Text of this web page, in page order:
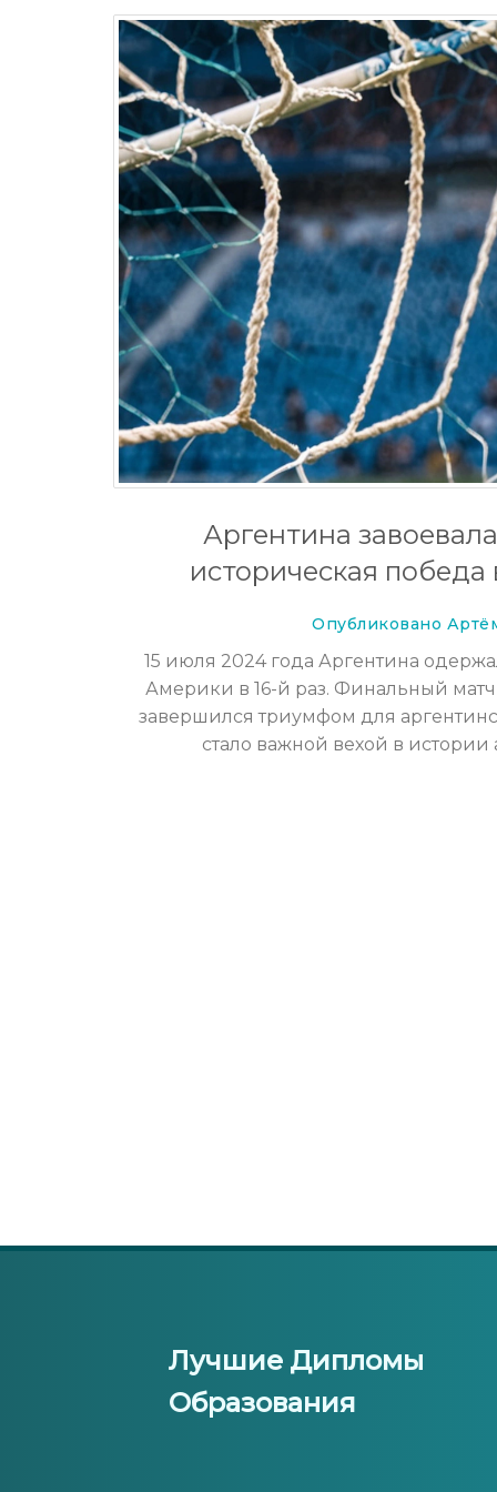
Аргентина
историческая
Опубликовано
15 июля 2024 года Аргентина
Америки в 16-й раз. Финальный
завершился триумфом для
стало важной вехой в истории
Лучшие Дипломы
Образования